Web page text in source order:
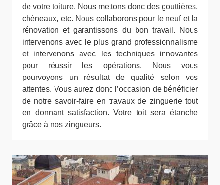
de votre toiture. Nous mettons donc des gouttières,
chéneaux, etc. Nous collaborons pour le neuf et la
rénovation et garantissons du bon travail. Nous
intervenons avec le plus grand professionnalisme
et intervenons avec les techniques innovantes
pour réussir les opérations. Nous vous
pourvoyons un résultat de qualité selon vos
attentes. Vous aurez donc l’occasion de bénéficier
de notre savoir-faire en travaux de zinguerie tout
en donnant satisfaction. Votre toit sera étanche
grâce à nos zingueurs.